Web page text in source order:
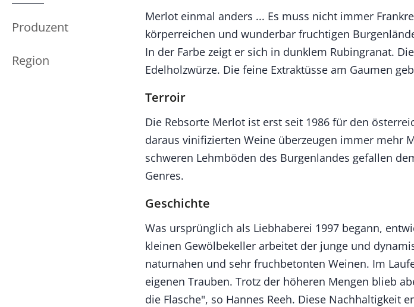
Produzent
Region
Merlot einmal anders ... Es muss nicht immer
körperreichen und wunderbar fruchtigen
In der Farbe zeigt er sich in dunklem Rubingranat.
Edelholzwürze. Die feine Extraktüsse am Gaumen
Terroir
Die Rebsorte Merlot ist erst seit 1986 für den
daraus vinifizierten Weine überzeugen immer mehr
schweren Lehmböden des Burgenlandes gefallen
Genres.
Geschichte
Was ursprünglich als Liebhaberei 1997 begann,
kleinen Gewölbekeller arbeitet der junge und
naturnahen und sehr fruchbetonten Weinen. Im
eigenen Trauben. Trotz der höheren Mengen blieb
die Flasche", so Hannes Reeh. Diese Nachhaltigkeit